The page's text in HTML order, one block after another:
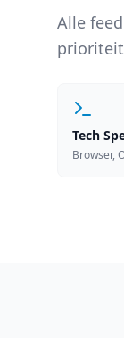
Alle
Tech
Browser,